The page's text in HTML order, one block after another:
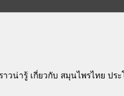
าวน่ารู้ เกี่ยวกับ สมุนไพรไทย ป